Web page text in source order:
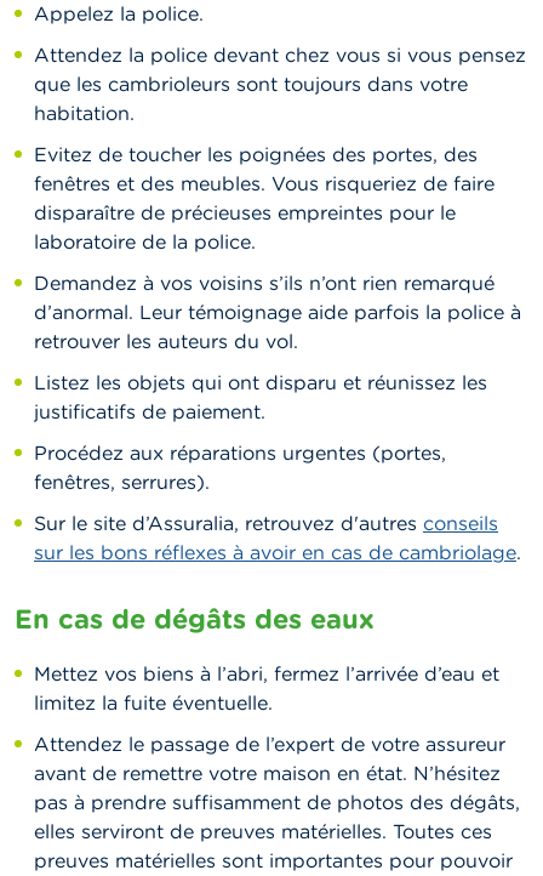
Appelez la police.
Attendez la police devant chez vous si vous pensez
que les cambrioleurs sont toujours dans votre
habitation.
Evitez de toucher les poignées des portes, des
fenêtres et des meubles. Vous risqueriez de faire
disparaître de précieuses empreintes pour le
laboratoire de la police.
Demandez à vos voisins s’ils n’ont rien remarqué
d’anormal. Leur témoignage aide parfois la police à
retrouver les auteurs du vol.
Listez les objets qui ont disparu et réunissez les
justificatifs de paiement.
Procédez aux réparations urgentes (portes,
fenêtres, serrures).
Sur le site d’Assuralia, retrouvez d'autres conseils
sur les bons réflexes à avoir en cas de cambriolage.
En cas de dégâts des eaux
Mettez vos biens à l’abri, fermez l’arrivée d’eau et
limitez la fuite éventuelle.
Attendez le passage de l’expert de votre assureur
avant de remettre votre maison en état. N’hésitez
pas à prendre suffisamment de photos des dégâts,
elles serviront de preuves matérielles. Toutes ces
preuves matérielles sont importantes pour pouvoir